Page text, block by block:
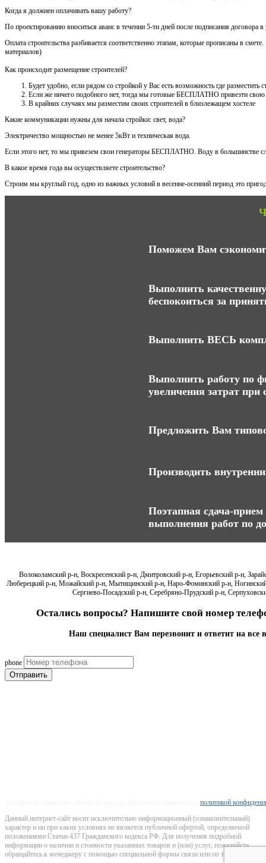
Когда я должнен оплачивать вашу работу?
По проектированию вноситься аванс в течении 5-ти дней после подписания
Оплата строительства разбивается соответственно этапам, которые прописаны в
материалов)
Как происходит размещение строителей?
Будет удобно, если рядом со стройкой у Вас есть возможность где
Если же ничего подобного нет, тогда мы готовые БЕСПЛАТНО привезти свою
В крайних случаях мы разместим своих строителей в близлежащем хостеле
Какие коммуникации нужны для начала стройки: свет, вода?
Электричество мощностью не менее 5кВт и техническая вода.
Если этого нет, то мы привезем свои генераторы БЕСПЛАТНО. Воду в большинстве
В какое время года вы осуществляете строительство?
Строим мы круглый год, одно из важных условий в весенне-осенний период это
Поможем Вам
Выполнить
беспокоиться за
Выполнить ВЕСЬ
Выполнить работу по
увеличения затрат при
Предложить Вам
Производить
Поэтапная сдача-прием
выполнения работ по
Волоколамский р-н, Воскресенский р-н, Дмитровский р-н, Егорьевский р-н,
Люберецкий р-н, Можайский р-н, Мытищинский р-н, Наро-Фоминский р-н,
Сергиево-Посадский р-н, Серебряно-Прудский р-н,
Остались вопросы? Напишите свой номер
Наш специалист Вам перезвонит и ответит на все
phone
Отправить
политикой
Данный интернет-сайт носит исключительно информационный (ознакомительный)
характер и ни при каких условиях не является публичной офертой, определяемой
положениями Статьи 437 Гражданского кодекса РФ. Для получения подробной
информации о наличии и стоимости указанных товаров и (или) услуг, пожалуйста,
обращайтесь к менеджеру с помощью специальной формы связи или по телефону.